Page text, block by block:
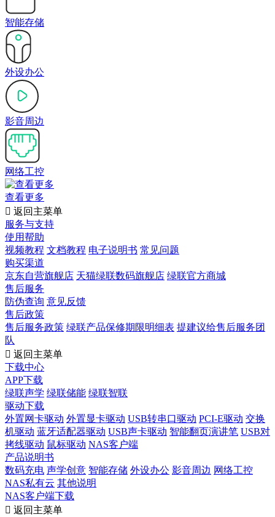
智能存储
外设办公
影音周边
网络工控
查看更多
 返回主菜单
服务与支持
使用帮助
视频教程 文档教程 电子说明书 常见问题
购买渠道
京东自营旗舰店 天猫绿联数码旗舰店 绿联官方商城
售后服务
防伪查询 意见反馈
售后政策
售后服务政策 绿联产品保修期限明细表 提建议给售后服务团
队
 返回主菜单
下载中心
APP下载
绿联声学 绿联储能 绿联智联
驱动下载
外置网卡驱动 外置显卡驱动 USB转串口驱动 PCI-E驱动 交换
机驱动 蓝牙适配器驱动 USB声卡驱动 智能翻页演讲笔 USB对
拷线驱动 鼠标驱动 NAS客户端
产品说明书
数码充电 声学创意 智能存储 外设办公 影音周边 网络工控
NAS私有云 其他说明
NAS客户端下载
 返回主菜单